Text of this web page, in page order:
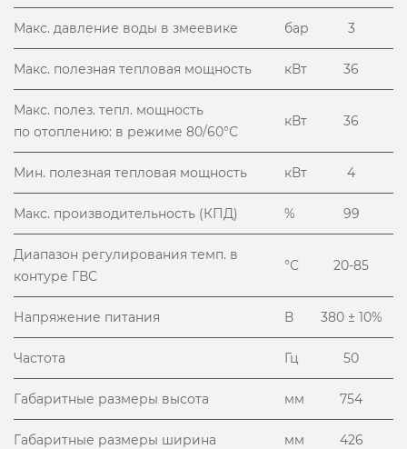
Макс. давление воды в змеевике бар 3
Макс. полезная тепловая мощность кВт 36
Макс. полез. тепл. мощность
по отоплению: в режиме 80/60°С
кВт 36
Мин. полезная тепловая мощность кВт 4
Макс. производительность (КПД) % 99
Диапазон регулирования темп. в
контуре ГВС
°С 20-85
Напряжение питания В 380 ± 10%
Частота Гц 50
Габаритные размеры высота мм 754
Габаритные размеры ширина мм 426